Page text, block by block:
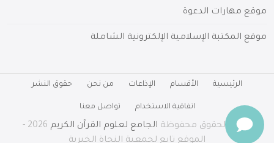
موقع مهارات الدعوة
موقع المكتبة الإسلامية الإلكترونية الشاملة
الرئيسية الأقسام الإذاعات من نحن حقوق النشر
اتفاقية الاستخدام تواصل معنا
جميع الحقوق محفوظة الجامع لعلوم القرآن الكريم
2026 -
الموقع تابع لجمعية النجاة الخيرية